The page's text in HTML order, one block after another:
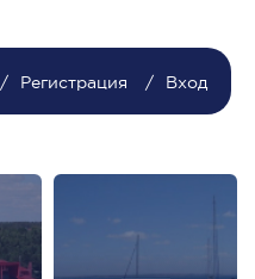
Регистрация Вход